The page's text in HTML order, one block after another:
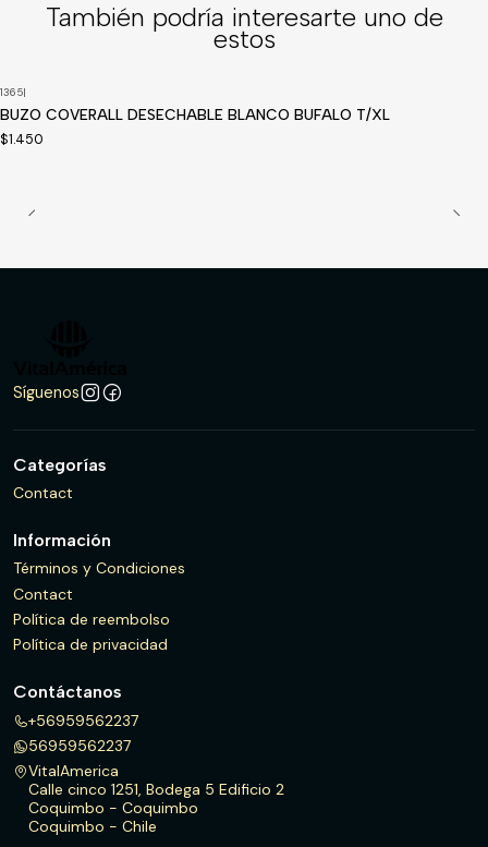
También podría interesarte uno de
estos
1365|
BUZO COVERALL DESECHABLE BLANCO BUFALO T/XL
$1.450
Síguenos
Categorías
Contact
Información
Términos y Condiciones
Contact
Política de reembolso
Política de privacidad
Contáctanos
+56959562237
56959562237
VitalAmerica
Calle cinco 1251, Bodega 5 Edificio 2
Coquimbo - Coquimbo
Coquimbo - Chile